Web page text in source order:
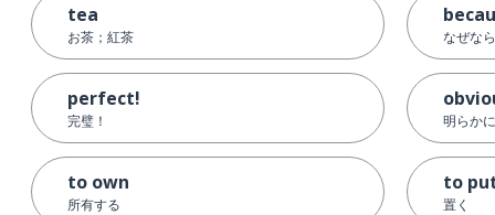
tea
お茶；紅茶
perfect!
完璧！
to own
所有する
なぜな
明らかに
to
置く